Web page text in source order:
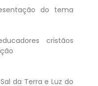
do tema
cristãos
da Terra e Luz do